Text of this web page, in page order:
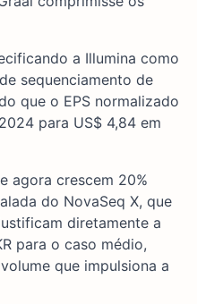
a Illumina como
sequenciamento de
que o EPS normalizado
para US$ 4,84 em
agora crescem 20%
do NovaSeq X, que
diretamente a
para o caso médio,
que impulsiona a